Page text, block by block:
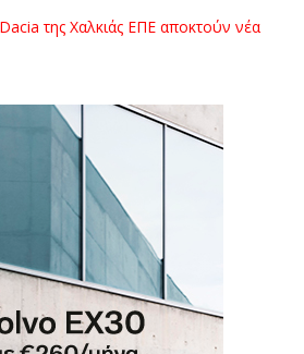
της Χαλκιάς ΕΠΕ αποκτούν νέα